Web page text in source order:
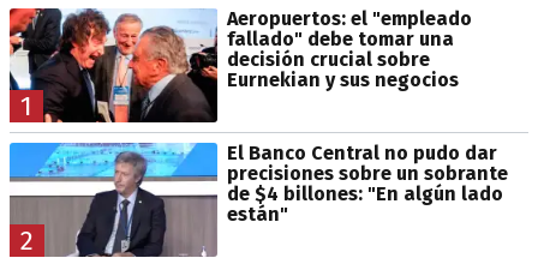
1
Aeropuertos: el "empleado
fallado" debe tomar una
decisión crucial sobre
Eurnekian y sus negocios
2
El Banco Central no pudo dar
precisiones sobre un sobrante
de $4 billones: "En algún lado
están"